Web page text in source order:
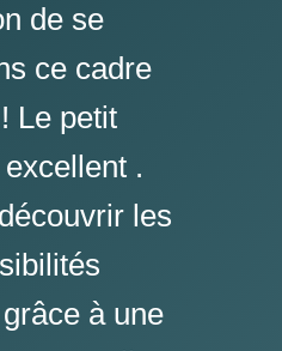
de se
ce cadre
Le petit
.
les
à une